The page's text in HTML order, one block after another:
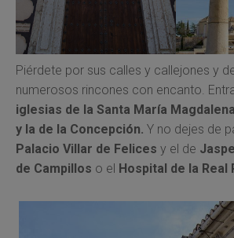
Piérdete por sus calles y callejones y
numerosos rincones con encanto.
iglesias de la Santa María
y la de la Concepción. Y no dejes de
Palacio Villar de Felices y el de Jaspe
de Campillos o el Hospital de la Real